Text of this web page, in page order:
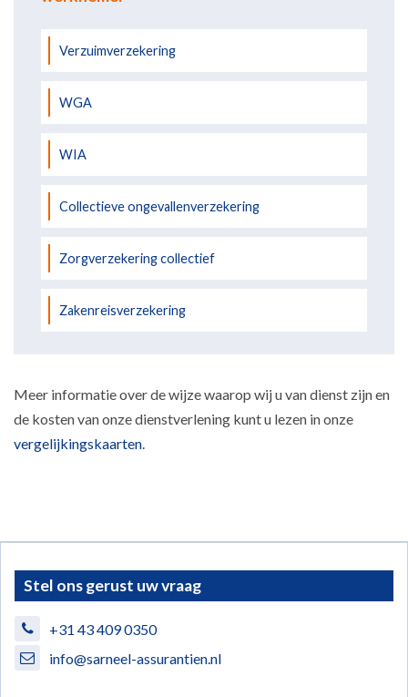
Verzuimverzekering
WGA
WIA
Collectieve ongevallenverzekering
Zorgverzekering collectief
Zakenreisverzekering
Meer informatie over de wijze waarop wij u van dienst zijn en
de kosten van onze dienstverlening kunt u lezen in onze
vergelijkingskaarten.
Stel ons gerust uw vraag
+31 43 409 0350
info@sarneel-assurantien.nl